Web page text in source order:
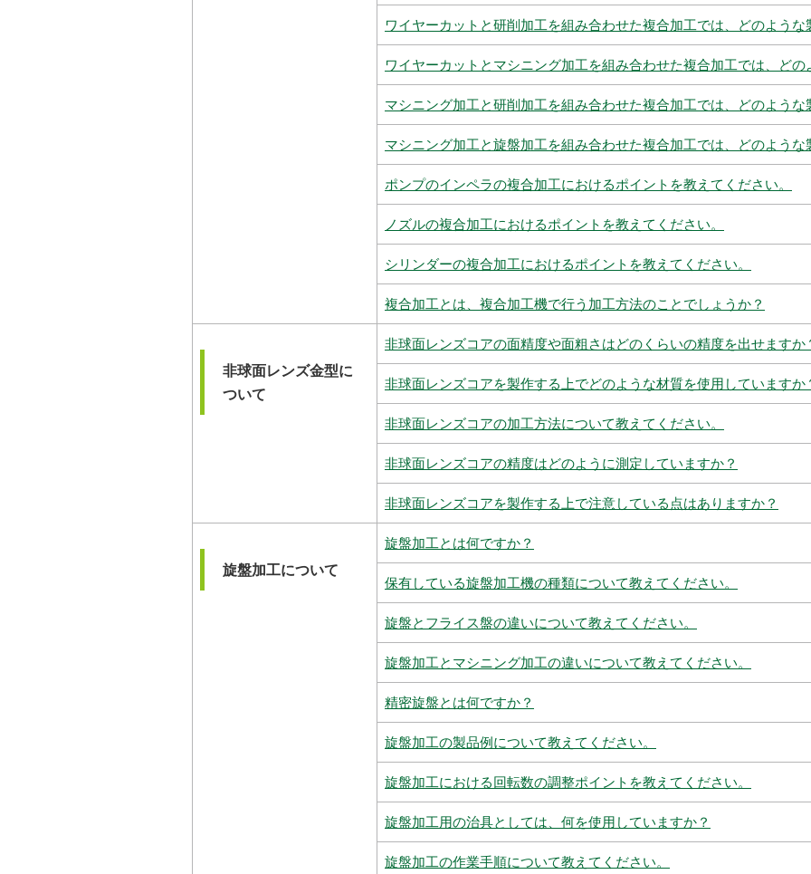
ワイヤーカットと研削加工を組み合わせた複合加工では、どのような
ワイヤーカットとマシニング加工を組み合わせた複合加工では、ど
マシニング加工と研削加工を組み合わせた複合加工では、どのような
マシニング加工と旋盤加工を組み合わせた複合加工では、どのような
ポンプのインペラの複合加工におけるポイントを教えてください。
ノズルの複合加工におけるポイントを教えてください。
シリンダーの複合加工におけるポイントを教えてください。
複合加工とは、複合加工機で行う加工方法のことでしょうか？
非球面レンズ金型に
ついて
非球面レンズコアの面精度や面粗さはどのくらいの精度を出せますか
非球面レンズコアを製作する上でどのような材質を使用していますか
非球面レンズコアの加工方法について教えてください。
非球面レンズコアの精度はどのように測定していますか？
非球面レンズコアを製作する上で注意している点はありますか？
旋盤加工について
旋盤加工とは何ですか？
保有している旋盤加工機の種類について教えてください。
旋盤とフライス盤の違いについて教えてください。
旋盤加工とマシニング加工の違いについて教えてください。
精密旋盤とは何ですか？
旋盤加工の製品例について教えてください。
旋盤加工における回転数の調整ポイントを教えてください。
旋盤加工用の治具としては、何を使用していますか？
旋盤加工の作業手順について教えてください。